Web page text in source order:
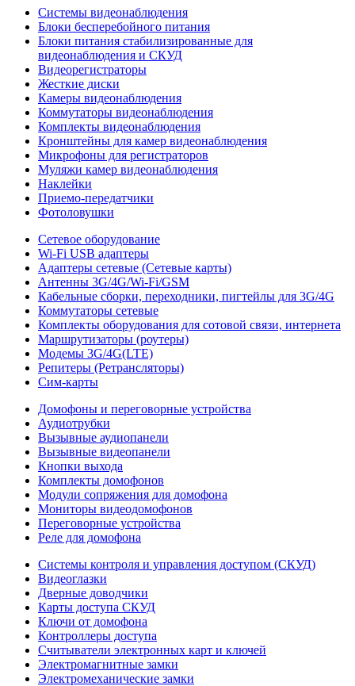
Системы видеонаблюдения
Блоки бесперебойного питания
Блоки питания стабилизированные для
видеонаблюдения и СКУД
Видеорегистраторы
Жесткие диски
Камеры видеонаблюдения
Коммутаторы видеонаблюдения
Комплекты видеонаблюдения
Кронштейны для камер видеонаблюдения
Микрофоны для регистраторов
Муляжи камер видеонаблюдения
Наклейки
Приемо-передатчики
Фотоловушки
Сетевое оборудование
Wi-Fi USB адаптеры
Адаптеры сетевые (Сетевые карты)
Антенны 3G/4G/Wi-Fi/GSM
Кабельные сборки, переходники, пигтейлы для 3G/4G
Коммутаторы сетевые
Комплекты оборудования для сотовой связи, интернета
Маршрутизаторы (роутеры)
Модемы 3G/4G(LTE)
Репитеры (Ретрансляторы)
Сим-карты
Домофоны и переговорные устройства
Аудиотрубки
Вызывные аудиопанели
Вызывные видеопанели
Кнопки выхода
Комплекты домофонов
Модули сопряжения для домофона
Мониторы видеодомофонов
Переговорные устройства
Реле для домофона
Системы контроля и управления доступом (СКУД)
Видеоглазки
Дверные доводчики
Карты доступа СКУД
Ключи от домофона
Контроллеры доступа
Считыватели электронных карт и ключей
Электромагнитные замки
Электромеханические замки